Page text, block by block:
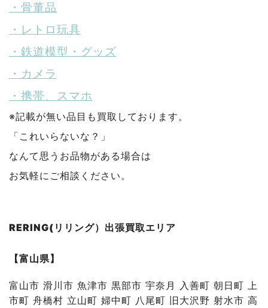
・骨董品
・レトロ玩具
・鉄道模型・グッズ
・カメラ
・携帯、スマホ
※記載が無い品目も買取しております。
「これいらないな？」
なんて思うお品物がある場合は
お気軽にご相談ください。
RERING(リリング）出張買取エリア
【富山県】
富山市 滑川市 魚津市 黒部市 宇奈月 入善町 朝日町 上
市町 舟橋村 立山町 婦中町 八尾町 旧大沢野 射水市 高